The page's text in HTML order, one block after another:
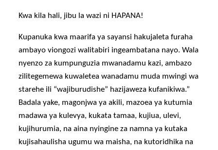
Kwa kila hali, jibu la wazi ni HAPANA!
Kupanuka kwa maarifa ya sayansi hakujaleta furaha
ambayo viongozi walitabiri ingeambatana nayo. Wala
nyenzo za kumpunguzia mwanadamu kazi, ambazo
zilitegemewa kuwaletea wanadamu muda mwingi wa
starehe ili “wajiburudishe” hazijaweza kufanikiwa.”
Badala yake, magonjwa ya akili, mazoea ya kutumia
madawa ya kulevya, kukata tamaa, kujiua, ulevi,
kujihurumia, na aina nyingine za namna ya kutaka
kujisahaulisha ugumu wa maisha, na kutoridhika na